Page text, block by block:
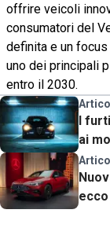
offrire veicoli
consumatori del
definita e un focus
uno dei principali
entro il 2030.
I
ai